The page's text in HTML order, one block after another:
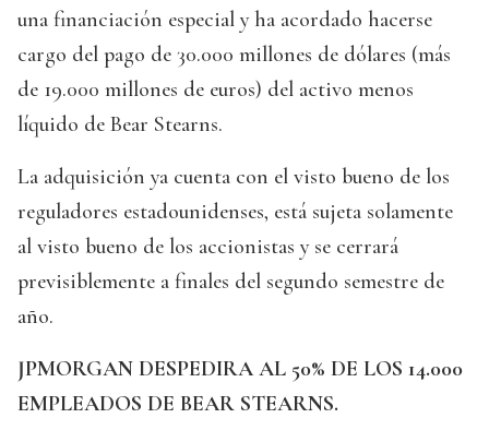
una financiación especial y ha acordado hacerse
cargo del pago de 30.000 millones de dólares (más
de 19.000 millones de euros) del activo menos
líquido de Bear Stearns.
La adquisición ya cuenta con el visto bueno de los
reguladores estadounidenses, está sujeta solamente
al visto bueno de los accionistas y se cerrará
previsiblemente a finales del segundo semestre de
año.
JPMORGAN DESPEDIRA AL 50% DE LOS 14.000
EMPLEADOS DE BEAR STEARNS.